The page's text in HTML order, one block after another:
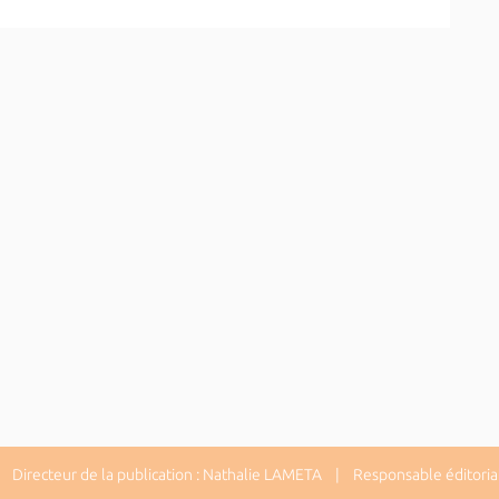
de la publication : Nathalie LAMETA | Responsable éditorial